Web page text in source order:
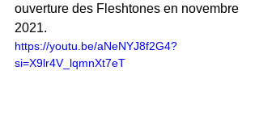
ouverture des Fleshtones en novembre
2021.
https://youtu.be/aNeNYJ8f2G4?
si=X9lr4V_lqmnXt7eT